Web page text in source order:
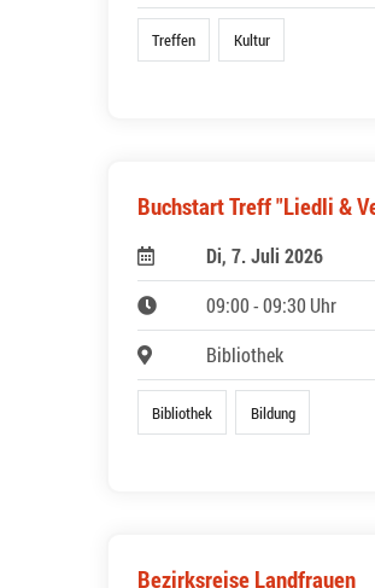
Treffen Kultur
Buchstart Treff "Liedli &
Di, 7. Juli 2026
09:00 - 09:30 Uhr
Bibliothek
Bibliothek Bildung
Bezirksreise Landfrauen